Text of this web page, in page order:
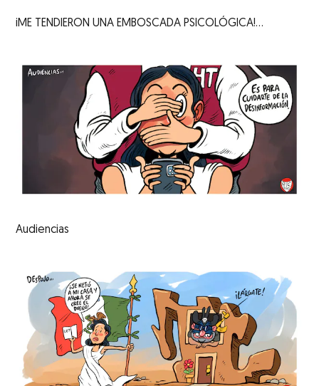
iME TENDIERON UNA EMBOSCADA PSICOLÓGICA!...
Audiencias